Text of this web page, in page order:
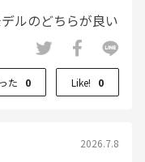
ルのどちらが良い
がら探ってみたい
た 0 Like! 0
2026.7.8